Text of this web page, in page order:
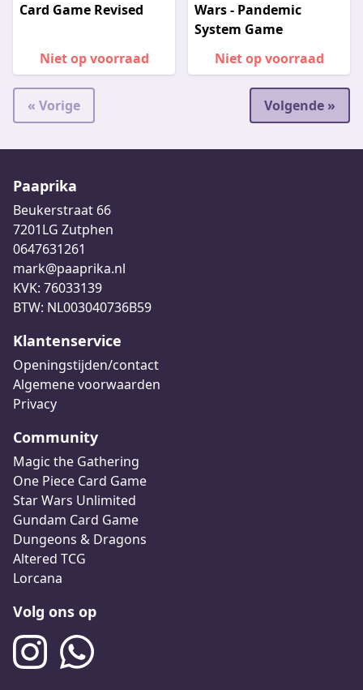
Card Game Revised
Niet op voorraad
Wars - Pandemic
System Game
Niet op voorraad
« Vorige Volgende »
Paaprika
Beukerstraat 66
7201LG Zutphen
0647631261
mark@paaprika.nl
KVK: 76033139
BTW: NL003040736B59
Klantenservice
Openingstijden/contact
Algemene voorwaarden
Privacy
Community
Magic the Gathering
One Piece Card Game
Star Wars Unlimited
Gundam Card Game
Dungeons & Dragons
Altered TCG
Lorcana
Volg ons op